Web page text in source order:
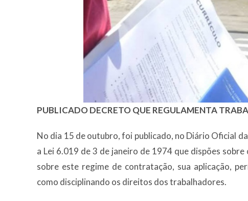
PUBLICADO DECRETO QUE REGULAMENTA
No dia 15 de outubro, foi publicado, no Diário Oficial
a Lei 6.019 de 3 de janeiro de 1974 que dispões
sobre este regime de contratação, sua aplicação,
como disciplinando os direitos dos trabalhadores.